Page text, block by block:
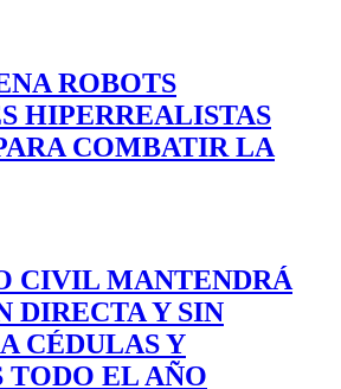
ROBOTS
HIPERREALISTAS
COMBATIR LA
CIVIL MANTENDRÁ
DIRECTA Y SIN
CÉDULAS Y
TODO EL AÑO